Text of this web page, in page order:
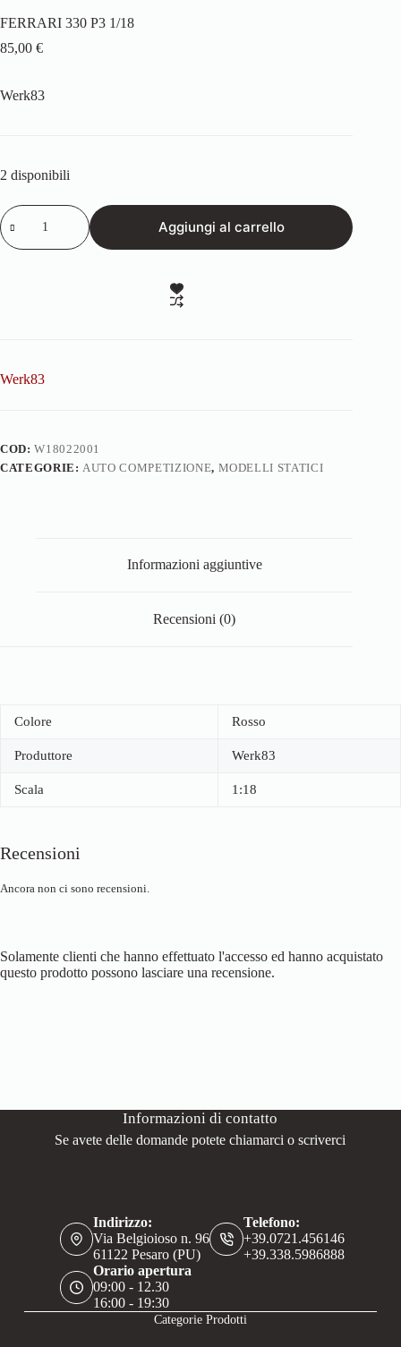
FERRARI 330 P3 1/18
85,00 €
Werk83
2 disponibili
FERRARI
330
P3
Aggiungi al carrello
Werk83
COD:W18022001
CATEGORIE: AUTO COMPETIZIONE, MODELLI STATICI
Informazioni aggiuntive
Recensioni (0)
Colore Rosso
Produttore Werk83
Scala 1:18
Recensioni
Ancora non ci sono recensioni.
Solamente clienti che hanno effettuato l'accesso ed hanno acquistato
questo prodotto possono lasciare una recensione.
Informazioni di contatto
Se avete delle domande potete chiamarci o scriverci
Indirizzo:
Via Belgioioso n. 96
61122 Pesaro (PU)
Telefono:
+39.0721.456146
+39.338.5986888
Orario apertura
09:00 - 12.30
16:00 - 19:30
Categorie Prodotti